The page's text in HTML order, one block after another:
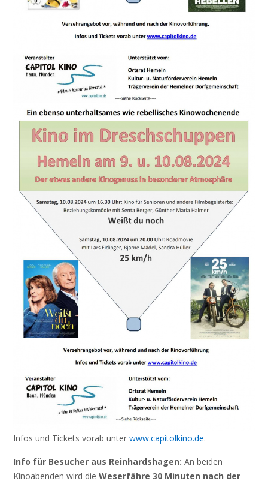
Infos und Tickets vorab unter www.capitolkino.de.
Info für Besucher aus Reinhardshagen: An beiden
Kinoabenden wird die Weserfähre 30 Minuten nach der